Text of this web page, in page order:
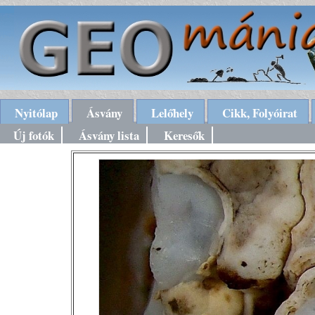
Nyitólap Ásvány Lelőhely
Cikk, Folyóirat
Új fotók
Ásvány lista Keresők